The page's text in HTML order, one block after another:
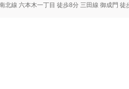
北線 六本木一丁目 徒歩8分 三田線 御成門 徒